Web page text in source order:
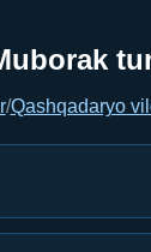
/Qashqadaryo